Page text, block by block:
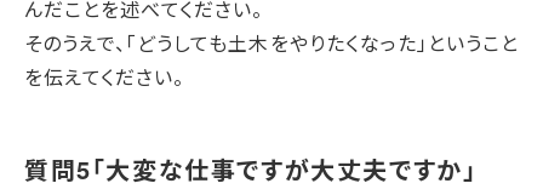
んだことを述べてください。
そのうえで、「どうしても土木をやりたくなった」ということ
を伝えてください。
質問5「大変な仕事ですが大丈夫ですか」